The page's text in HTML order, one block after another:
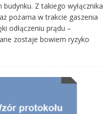
budynku. Z takiego wyłącznika
pożarna w trakcie gaszenia
odłączeniu prądu –
zostaje bowiem ryzyko